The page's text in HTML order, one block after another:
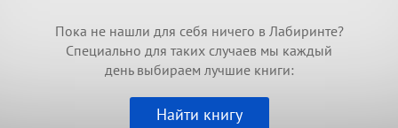
Пока не нашли для себя ничего в Лабиринте?
Специально для таких случаев мы каждый
день выбираем лучшие книги:
Найти книгу